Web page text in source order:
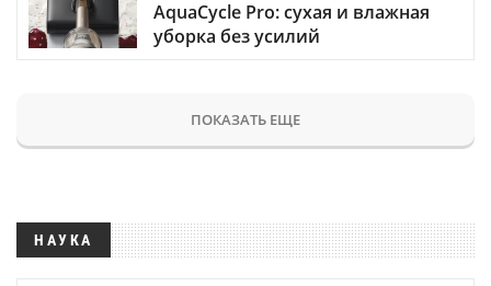
AquaCycle Pro: сухая и влажная
уборка без усилий
ПОКАЗАТЬ ЕЩЕ
НАУКА